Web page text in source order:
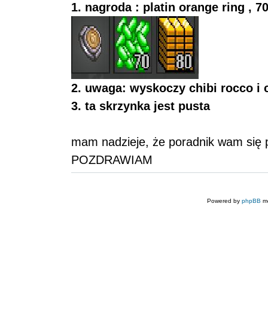
1. nagroda : platin orange ring ,
2. uwaga: wyskoczy chibi rocco i
3. ta skrzynka jest pusta
mam nadzieje, że poradnik wam się
POZDRAWIAM
Powered by phpBB